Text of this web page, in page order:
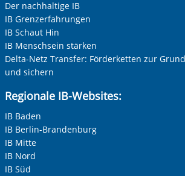
Der nachhaltige IB
IB Grenzerfahrungen
IB Schaut Hin
IB Menschsein stärken
Delta-Netz Transfer: Förderketten zur
und sichern
Regionale IB-Websites:
IB Baden
IB Berlin-Brandenburg
IB Mitte
IB Nord
IB Süd